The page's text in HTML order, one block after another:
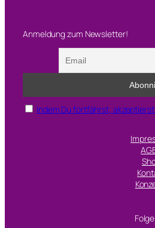
Anmeldung zum Newsletter!
Indem Du fortfährst,